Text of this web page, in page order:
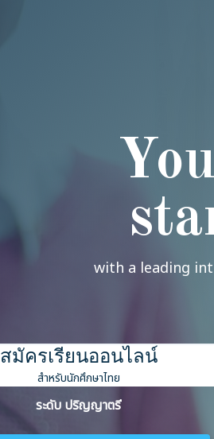
with a leading
สมัครเรียนออนไลน์
สำหรับนักศึกษาไทย
ระดับ ปริญญาตรี